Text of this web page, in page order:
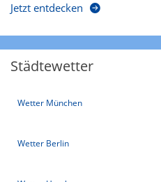
Jetzt entdecken
Städtewetter
Wetter München
Wetter Berlin